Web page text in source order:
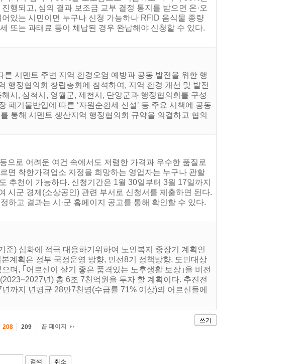
행되고, 심의 결과 보조금 교부 결정 통지를 받으면 온·오
있는 시민이면 누구나 신청 가능하나 RFID 음식물 종량
또는 과태료 등이 체납된 경우 완납해야 신청할 수 있다.
시멘트 주변 지역 환경오염 예방과 공동 발전을 위한 행
행정협의회 창립총회에 참석하여, 지역 환경 개선 및 발전
시, 삼척시, 영월군, 제천시, 단양군과 행정협의회를 구성
기물반입에 따른 ‘자원순환세 신설’ 등 주요 시책에 공동
통해 시멘트 생산지역 행정협의회 규약을 의결하고 협의
으로 어려운 여건 속에서도 저렴한 가격과 우수한 품질로
면 착한가격업소 지정을 희망하는 영업자는 누구나 관할
추천이 가능하다. 신청기간은 1월 30일부터 3월 17일까지
시군 경제(소상공인) 관련 부서로 신청서를 제출하면 된다.
하고 결과는 시·군 홈페이지 공고를 통해 확인할 수 있다.
) 심화에 적극 대응하기위하여 노인복지 중장기 계획인
계획은 정부 국정운영 방향, 민선8기 정책방향, 도민대상
며, ｢어르신이 살기 좋은 품격있는 노후생활 보장｣을 비전
년) 총 6조 7천억원을 투자 할 계획이다. 추진전
까지 년평균 28만7천명(수급률 71% 이상)의 어르신들에
쓰기
208 209 끝 페이지
검색 취소